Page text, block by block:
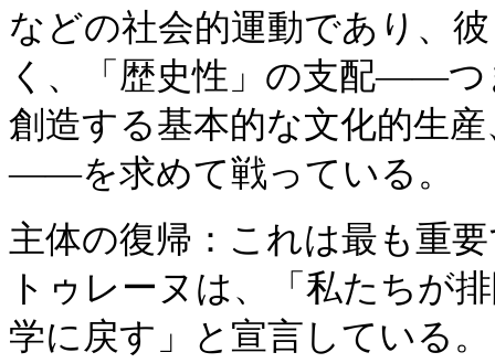
などの社会的運動であり、
く、「歴史性」の支配——つ
創造する基本的な文化的生
——を求めて戦っている。
主体の復帰：これは最も重
トゥレーヌは、「私たちが
学に戻す」と宣言している